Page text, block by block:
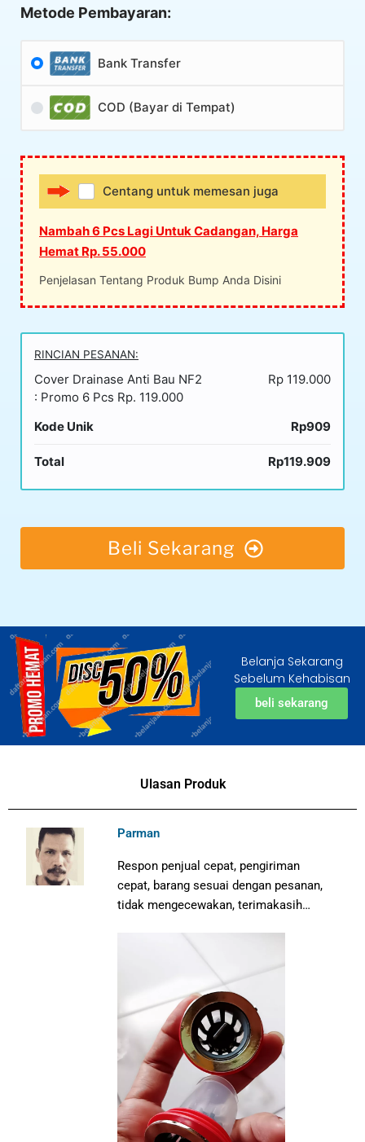
Metode Pembayaran:
Bank Transfer
COD (Bayar di Tempat)
Centang untuk memesan juga
Nambah 6 Pcs Lagi Untuk Cadangan, Harga
Hemat Rp. 55.000
Penjelasan Tentang Produk Bump Anda Disini
RINCIAN PESANAN:
Cover Drainase Anti Bau NF2
: Promo 6 Pcs Rp. 119.000
Rp 119.000
Kode Unik Rp909
Total Rp119.909
Beli Sekarang
Belanja Sekarang
Sebelum Kehabisan
beli sekarang
Ulasan Produk
Parman
Respon penjual cepat, pengiriman
cepat, barang sesuai dengan pesanan,
tidak mengecewakan, terimakasih…